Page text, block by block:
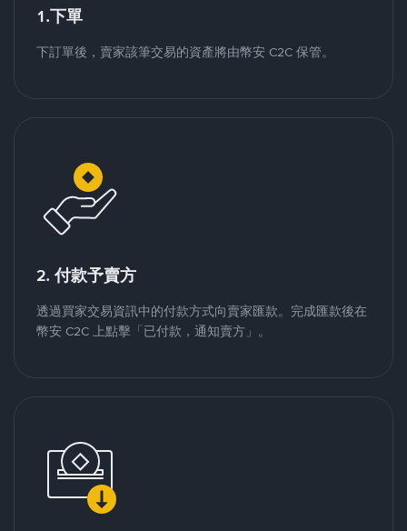
1.下單
下訂單後，賣家該筆交易的資產將由幣安 C2C 保管。
2. 付款予賣方
透過買家交易資訊中的付款方式向賣家匯款。完成匯款後在
幣安 C2C 上點擊「已付款，通知賣方」。